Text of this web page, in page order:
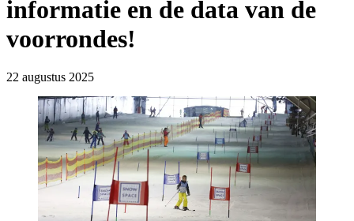
informatie en de data van de
voorrondes!
22 augustus 2025